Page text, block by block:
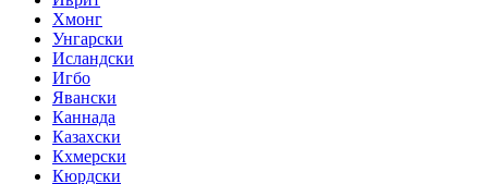
Хмонг
Унгарски
Исландски
Игбо
Явански
Каннада
Казахски
Кхмерски
Кюрдски